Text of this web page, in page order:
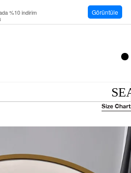
Size Chart
%10 indirim Görüntüle